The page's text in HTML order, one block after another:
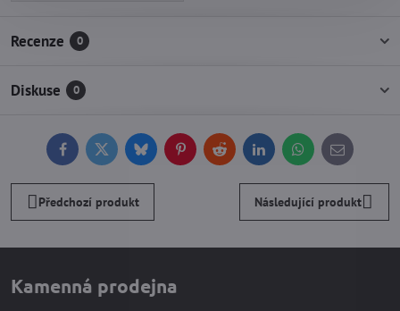
Recenze 0
Diskuse 0
FacebookTwitterBlueskyPinterestReddit LinkedInWhatsApp
E-
mail
Předchozí produkt Následující produkt
Kamenná prodejna